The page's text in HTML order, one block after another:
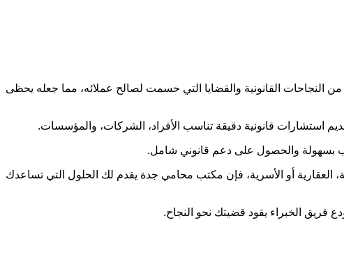
القانونية والقضايا التي حسمت لصالح عملائه، مما جعله يحظى
استشارات قانونية دقيقة تناسب الأفراد، الشركات، والمؤسسات.
بسهولة والحصول على دعم قانوني شامل.
العقارية أو الأسرية، فإن مكتب محامي جدة يقدم لك الحلول التي تساعدك
فريق الخبراء يقود قضيتك نحو النجاح.